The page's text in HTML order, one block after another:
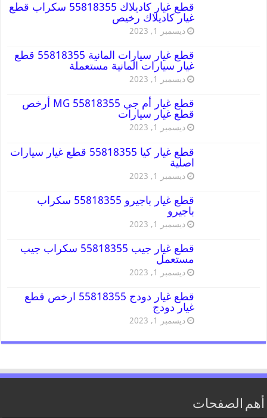
قطع غيار كاديلاك 55818355 سكراب قطع
غيار كاديلاك رخيص
ديسمبر 1, 2023
قطع غيار سيارات المانية 55818355 قطع
غيار سيارات المانية مستعملة
ديسمبر 1, 2023
قطع غيار أم جي MG 55818355 أرخص
قطع غيار سيارات
ديسمبر 1, 2023
قطع غيار كيا 55818355 قطع غيار سيارات
اصلية
ديسمبر 1, 2023
قطع غيار باجيرو 55818355 سكراب
باجيرو
ديسمبر 1, 2023
قطع غيار جيب 55818355 سكراب جيب
مستعمل
ديسمبر 1, 2023
قطع غيار دودج 55818355 ارخص قطع
غيار دودج
ديسمبر 1, 2023
أهم الصفحات